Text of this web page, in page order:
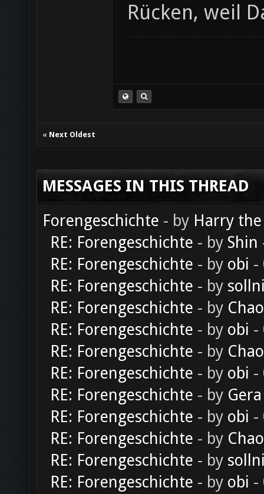
Rücken, weil
« Next Oldest
MESSAGES IN THIS THREAD
Forengeschichte - by Harry
RE: Forengeschichte - by Shin
RE: Forengeschichte - by obi -
RE: Forengeschichte - by
RE: Forengeschichte - by
RE: Forengeschichte - by obi -
RE: Forengeschichte - by
RE: Forengeschichte - by obi -
RE: Forengeschichte - by Gera
RE: Forengeschichte - by obi -
RE: Forengeschichte - by
RE: Forengeschichte - by
RE: Forengeschichte - by obi -